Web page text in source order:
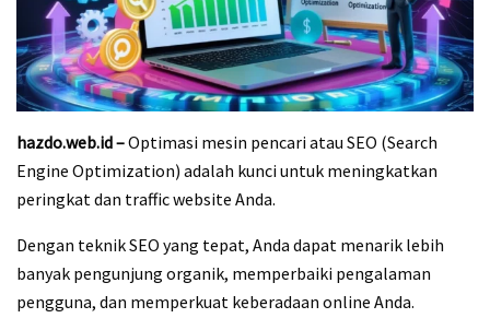
hazdo.web.id –Optimasi mesin pencari atau SEO (Search
Engine Optimization) adalah kunci untuk meningkatkan
peringkat dan traffic website Anda.
Dengan teknik SEO yang tepat, Anda dapat menarik lebih
banyak pengunjung organik, memperbaiki pengalaman
pengguna, dan memperkuat keberadaan online Anda.